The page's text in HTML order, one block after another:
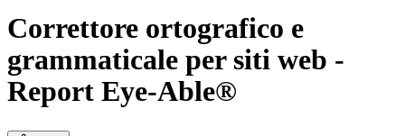
Correttore ortografico e
grammaticale per siti web -
Report Eye-Able®